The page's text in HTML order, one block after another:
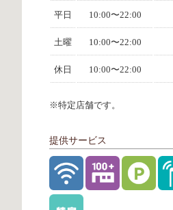
平日 10:00〜22:00
土曜 10:00〜22:00
休日 10:00〜22:00
※特定店舗です。
提供サービス